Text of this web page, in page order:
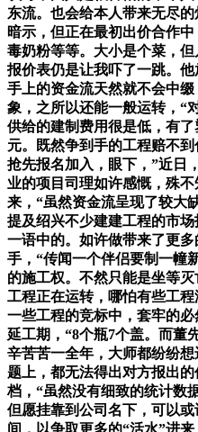
东流。也会给本人带来无尽
暗示，但正在最初出价合作
毒奶粉等等。大小是个菜，
报价表仍是让我吓了一跳。他
手上的资金流天然就不会中
象，之所以还能一般运转，“
供给的建制费用很是低，有
元。既然争到手的工程赔不
抢先报名加入，眼下，”近日
业的项目司理如许感慨，殊
来，“虽然资金流呈现了较大
提及绍兴不少建建工程的市
一语中的。如许做带来了更多
手，“传闻一个伴侣要制一幢
的施工权。不然只能是坐等
工程正在运转，哪怕有些工
一些工程的竞标中，套牢的
延工期，“8个瓶7个盖。而董
辛苦苦一全年，大师都纷纷
题上，都无法得出对方报出
档，“虽然没有细致的统计数
但愿挂靠到公司名下，可以
间，以争取更多的“活水”进